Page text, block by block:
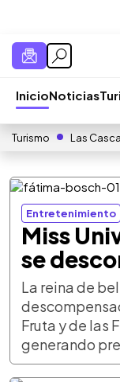
InicioNoticias
Turismo Las
Entretenimiento
Miss
se
La reina de
Fruta y de las
generando